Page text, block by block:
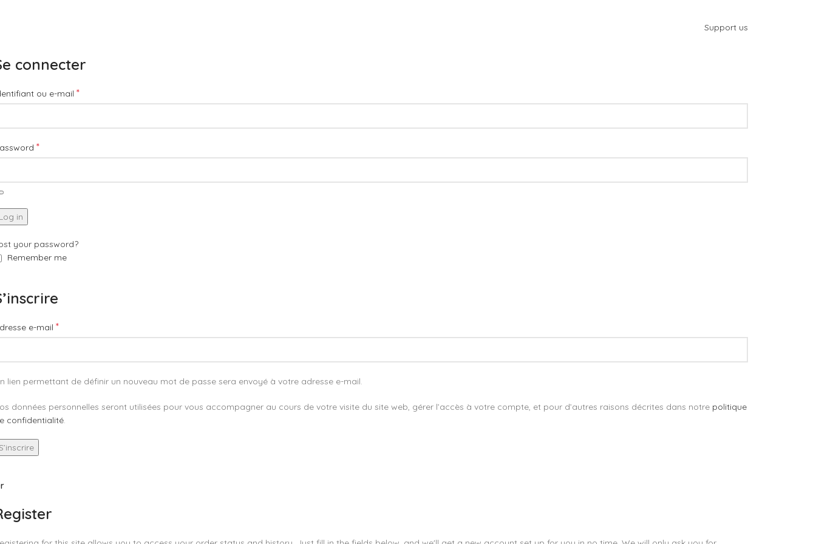
Support us
connecter
ou e-mail *
*
in
your password?
Remember me
e-mail *
lien permettant de définir un nouveau mot de passe sera envoyé à votre adresse e-mail.
données personnelles seront utilisées pour vous accompagner au cours de votre visite du site web, gérer l’accès à votre compte, et pour d’autres raisons décrites dans notre politique
confidentialité.